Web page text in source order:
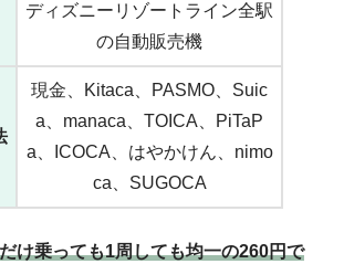
ディズニーリゾートライン全駅
の自動販売機
現金、Kitaca、PASMO、Suic
a、manaca、TOICA、PiTaP
a、ICOCA、はやかけん、nimo
ca、SUGOCA
け乗っても1周しても均一の260円で